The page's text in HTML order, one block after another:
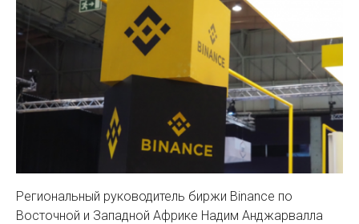
Региональный руководитель биржи Binance по
Восточной и Западной Африке Надим Анджарвалла